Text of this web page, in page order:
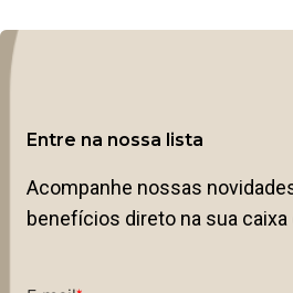
Entre na nossa lista
Acompanhe nossas
benefícios direto na sua caixa